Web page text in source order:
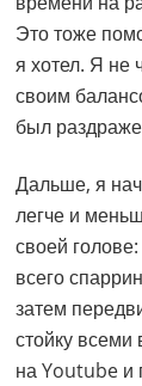
Это тоже
я хотел. Я не
своим
был
Дальше, я
легче и
своей
всего
затем
стойку
на Youtube и